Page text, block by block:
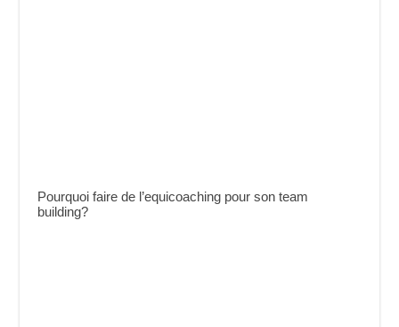
Pourquoi faire de l’equicoaching pour son team
building?